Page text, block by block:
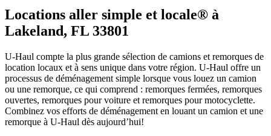
Locations aller simple et locale® à
Lakeland, FL 33801
U-Haul compte la plus grande sélection de camions et remorques de
location locaux et à sens unique dans votre région. U-Haul offre un
processus de déménagement simple lorsque vous louez un camion
ou une remorque, ce qui comprend : remorques fermées, remorques
ouvertes, remorques pour voiture et remorques pour motocyclette.
Combinez vos efforts de déménagement en louant un camion et une
remorque à U-Haul dès aujourd’hui!